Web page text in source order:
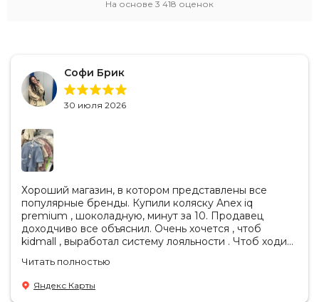
На основе 3 418 оценок
Софи Брик
30 июля 2026
Хороший магазин, в котором представлены все
популярные бренды. Купили коляску Anex iq
premium , шоколадную, минут за 10. Продавец
доходчиво все объяснил. Очень хочется , чтоб
kidmall , выработал систему лояльности . Чтоб ходить
Читать полностью
Яндекс Карты